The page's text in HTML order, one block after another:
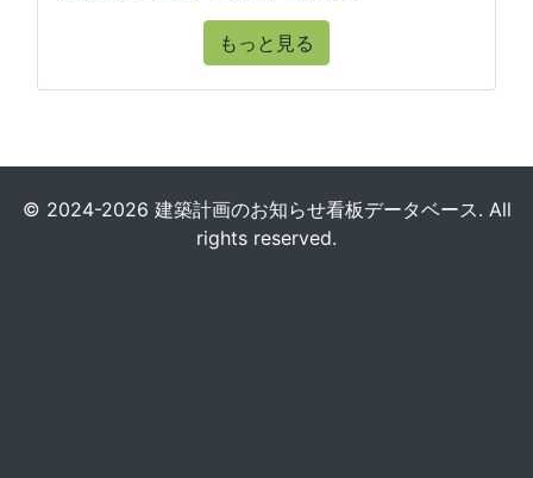
もっと見る
© 2024-2026 建築計画のお知らせ看板データベース. All
rights reserved.